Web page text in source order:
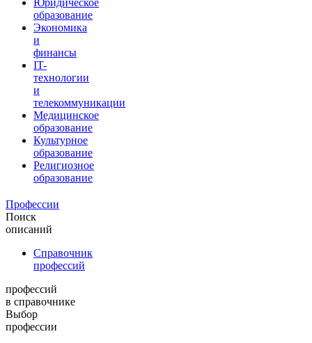
образование
Экономика
и
финансы
IT-
технологии
и
телекоммуникации
Медицинское
образование
Культурное
образование
Религиозное
образование
Профессии
Поиск
описаний
Справочник
профессий
профессий
в справочнике
Выбор
профессии